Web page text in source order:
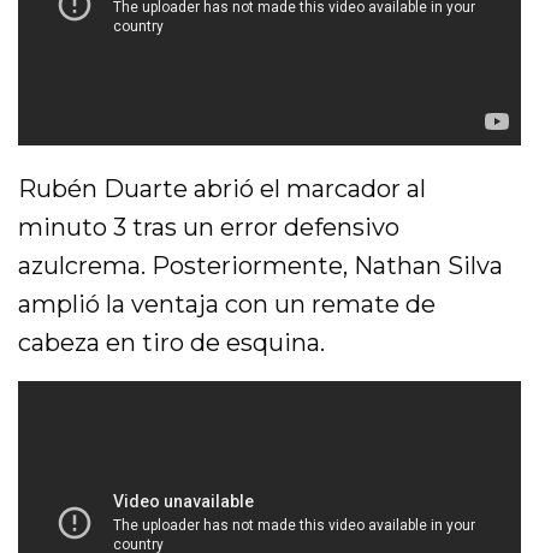
Rubén Duarte abrió el marcador al
minuto 3 tras un error defensivo
azulcrema. Posteriormente, Nathan Silva
amplió la ventaja con un remate de
cabeza en tiro de esquina.